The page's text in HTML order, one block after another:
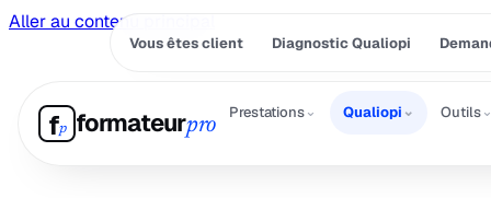
Aller au contenu principal
Vous êtes client Diagnostic Qualiopi
fp formateurpro
Prestations⌄ Qualiopi ⌄ Outils